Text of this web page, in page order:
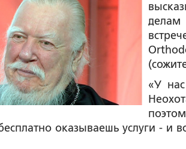
«У
оказываешь услуги - и